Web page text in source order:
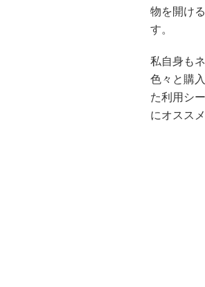
物を開け
す。
私自身も
色々と購
た利用シ
にオスス